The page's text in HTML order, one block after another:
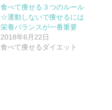
食べて痩せる３つのルール
☆運動しないで痩せるには
栄養バランスが一番重要
2018年6月22日
食べて痩せるダイエット